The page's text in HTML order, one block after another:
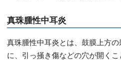
真珠腫性中耳炎
真珠腫性中耳炎とは、鼓膜上方
に、引っ掻き傷などの穴が開く